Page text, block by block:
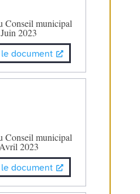
Conseil municipal
2023
document
Conseil municipal
2023
document